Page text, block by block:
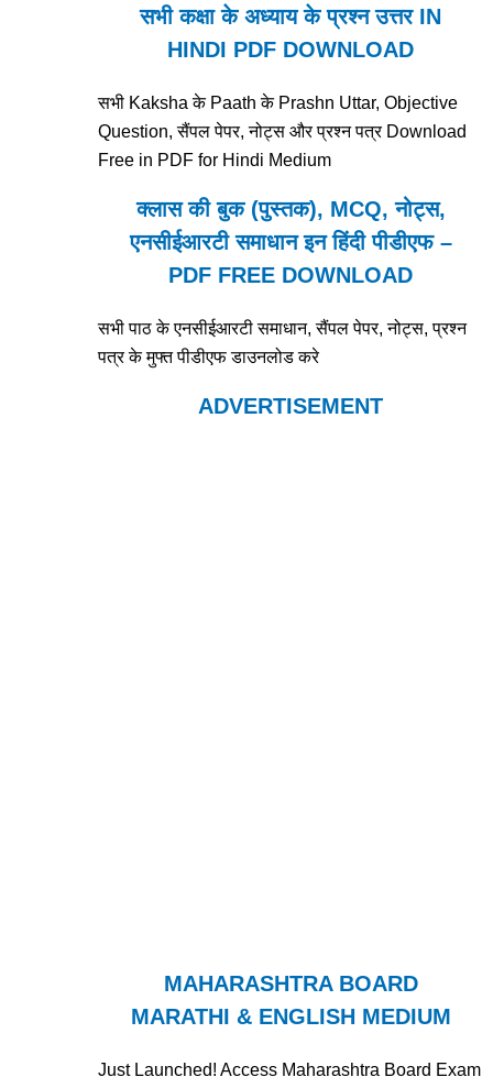
सभी कक्षा के अध्याय के प्रश्न उत्तर IN
HINDI PDF DOWNLOAD
सभी Kaksha के Paath के Prashn Uttar, Objective
Question, सैंपल पेपर, नोट्स और प्रश्न पत्र Download
Free in PDF for Hindi Medium
क्लास की बुक (पुस्तक), MCQ, नोट्स,
एनसीईआरटी समाधान इन हिंदी पीडीएफ –
PDF FREE DOWNLOAD
सभी पाठ के एनसीईआरटी समाधान, सैंपल पेपर, नोट्स, प्रश्न
पत्र के मुफ्त पीडीएफ डाउनलोड करे
ADVERTISEMENT
MAHARASHTRA BOARD
MARATHI & ENGLISH MEDIUM
Just Launched! Access Maharashtra Board Exam